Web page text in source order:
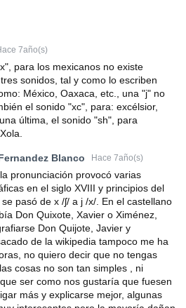
7año(s)
para los mexicanos no existe
sonidos, tal y como lo escriben
México, Oaxaca, etc., una "j" no
el sonido "xc", para: excélsior,
última, el sonido "sh", para
Blanco Hace 7año(s)
pronunciación provocó varias
en el siglo XVIII y principios del
pasó de x /ʃ/ a j /x/. En el castellano
Don Quixote, Xavier o Ximénez,
Don Quijote, Javier y
de la wikipedia tampoco me ha
no quiero decir que no tengas
cosas no son tan simples , ni
ser como nos gustaría que fuesen
más y explicarse mejor, algunas